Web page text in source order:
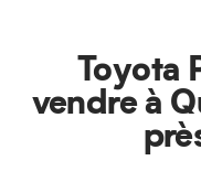
Toyota
vendre à